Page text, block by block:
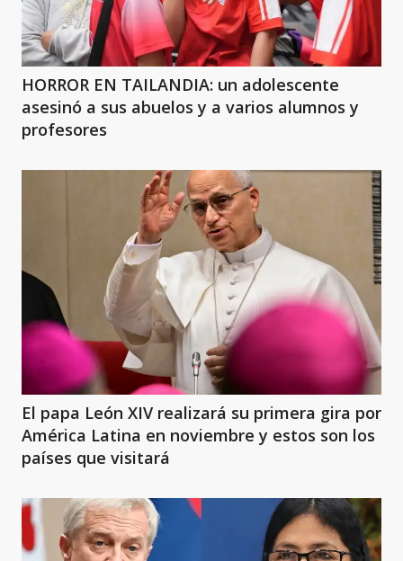
HORROR EN TAILANDIA: un adolescente
asesinó a sus abuelos y a varios alumnos y
profesores
El papa León XIV realizará su primera gira por
América Latina en noviembre y estos son los
países que visitará